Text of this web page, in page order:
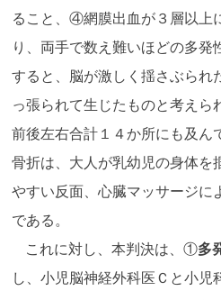
ること、④網膜出血が３層以上
り、両手で数え難いほどの多発
すると、脳が激しく揺さぶられ
っ張られて生じたものと考えら
前後左右合計１４か所にも及ん
骨折は、大人が乳幼児の身体を
やすい反面、心臓マッサージに
である。
これに対し、本判決は、①多
し、小児脳神経外科医Ｃと小児